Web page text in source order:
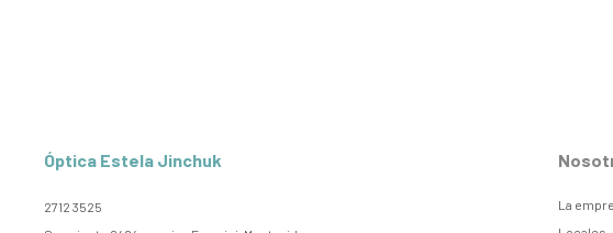
Óptica Estela Jinchuk
2712 3525
La